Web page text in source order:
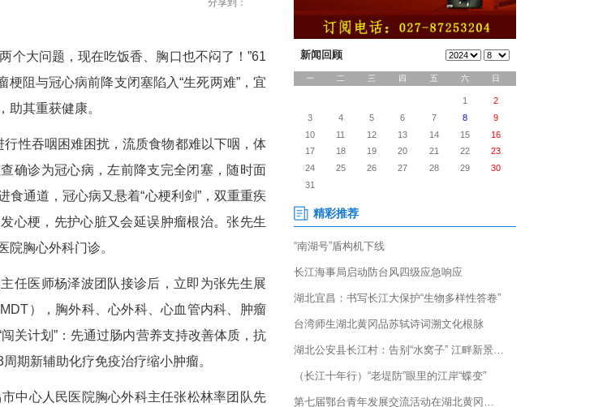
食管癌合并冠心病双重重疾
术就解决了两个大问题，现在吃饭香、胸口也不闷了！”61
食管中下段肿瘤梗阻与冠心病前降支闭塞陷入“生死两难”，宜
为其精准“拆弹”，助其重获健康。
近3个月被进行性吞咽困难困扰，流质食物都难以下咽，体
胸痛胸闷，经检查确诊为冠心病，左前降支完全闭塞，随时面
肿瘤几乎堵死进食通道，冠心病又悬着“心梗利剑”，双重重疾
治肿瘤可能引发心梗，先护心脏又会延误肿瘤根治。张先生
昌市中心人民医院胸心外科门诊。